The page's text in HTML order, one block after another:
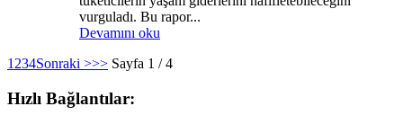
vurguladı. Bu rapor...
Devamını oku
1 234Sonraki >>> Sayfa 1 / 4
Hızlı Bağlantılar: